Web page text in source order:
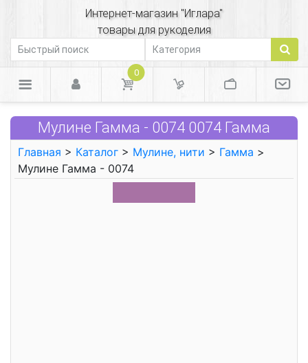
Интернет-магазин "Иглара"
товары для рукоделия
0
Мулине Гамма - 0074 0074 Гамма
Главная > Каталог > Мулине, нити > Гамма >
Мулине Гамма - 0074